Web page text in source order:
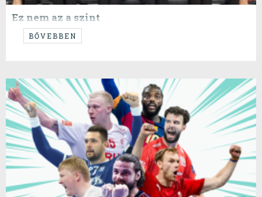
Ez nem az a szint
...ami Aalborgban - vagy bárhol - elég lehet...
BŐVEBBEN